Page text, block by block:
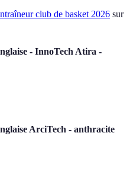
club de basket 2026 sur
- InnoTech Atira -
ArciTech - anthracite